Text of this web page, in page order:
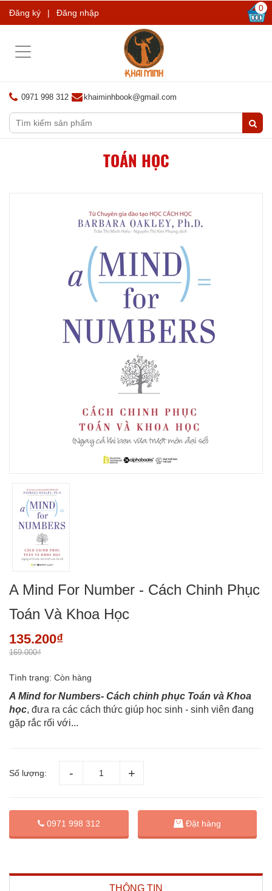
Đăng ký | Đăng nhập 0
Toggle
0971 998 312 khaiminhbook@gmail.com
TOÁN HỌC
A Mind For Number - Cách Chinh Phục
Toán Và Khoa Học
135.200₫
169.000₫
Tình trạng: Còn hàng
A Mind for Numbers- Cách chinh phục Toán và Khoa
học, đưa ra các cách thức giúp học sinh - sinh viên đang
gặp rắc rối với...
Số lượng:
0971 998 312 Đặt hàng
THÔNG TIN